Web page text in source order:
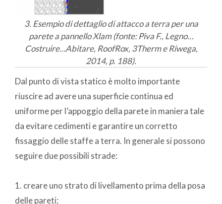
3. Esempio di dettaglio di attacco a terra per una
parete a pannello Xlam (fonte: Piva F., Legno…
Costruire…Abitare, RoofRox, 3Therm e Riwega,
2014, p. 188).
Dal punto di vista statico è molto importante
riuscire ad avere una superficie continua ed
uniforme per l’appoggio della parete in maniera tale
da evitare cedimenti e garantire un corretto
fissaggio delle staffe a terra. In generale si possono
seguire due possibili strade:
1. creare uno strato di livellamento prima della posa
delle pareti;